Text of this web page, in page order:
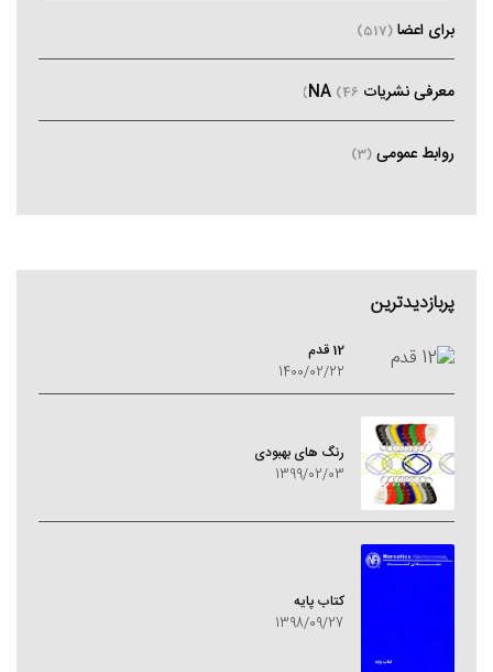
برای اعضا (517)
معرفی نشریات NA (46)
روابط عمومی (3)
پربازدیدترین
12 قدم
1400/02/22
رنگ های بهبودی
1399/02/03
کتاب پایه
1398/09/27